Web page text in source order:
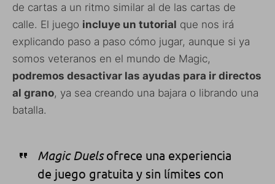
de cartas a un ritmo similar al de las cartas de
calle. El juego incluye un tutorial que nos irá
explicando paso a paso cómo jugar, aunque si ya
somos veteranos en el mundo de Magic,
podremos desactivar las ayudas para ir directos
al grano, ya sea creando una bajara o librando una
batalla.
Magic Duelsofrece una experiencia
de juego gratuita y sin límites con